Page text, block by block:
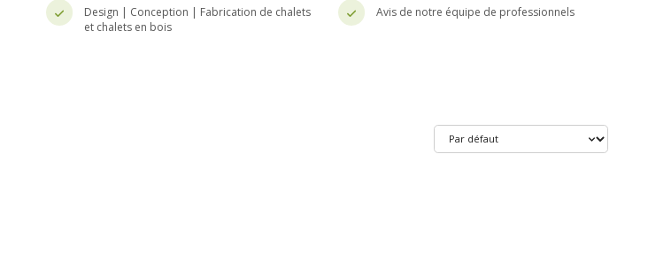
Design | Conception | Fabrication de chalets
et chalets en bois
Avis de notre équipe de professionnels